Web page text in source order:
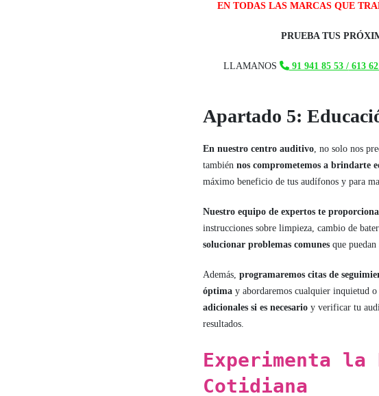
EN TODAS LAS MARCAS QUE
PRUEBA TUS
LLAMANOS 91 941 85 53 /613 62
Apartado 5:
En nuestro centro auditivo, no solo nos
también nos comprometemos a brindarte
máximo beneficio de tus audífonos y para
Nuestro equipo de expertos te
instrucciones sobre limpieza, cambio de
solucionar problemas comunes que
Además, programaremos citas de
óptima y abordaremos cualquier inquietud o
adicionales si es necesario y verificar tu
resultados.
Experimenta
Cotidiana